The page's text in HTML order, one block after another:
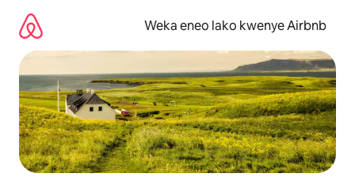
kwenda
kwenye
maudhui
Weka eneo lako kwenye Airbnb